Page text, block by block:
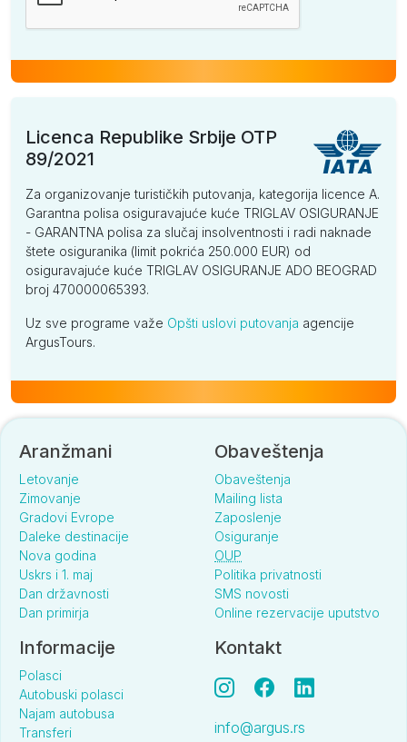
Licenca Republike Srbije OTP
89/2021
Za organizovanje turističkih putovanja, kategorija licence A.
Garantna polisa osiguravajuće kuće TRIGLAV OSIGURANJE
- GARANTNA polisa za slučaj insolventnosti i radi naknade
štete osiguranika (limit pokrića 250.000 EUR) od
osiguravajuće kuće TRIGLAV OSIGURANJE ADO BEOGRAD
broj 470000065393.
Uz sve programe važe Opšti uslovi putovanja agencije
ArgusTours.
Aranžmani
Letovanje
Zimovanje
Gradovi Evrope
Daleke destinacije
Nova godina
Uskrs i 1. maj
Dan državnosti
Dan primirja
Obaveštenja
Obaveštenja
Mailing lista
Zaposlenje
Osiguranje
OUP
Politika privatnosti
SMS novosti
Online rezervacije uputstvo
Informacije
Polasci
Autobuski polasci
Najam autobusa
Transferi
Kontakt
info@argus.rs